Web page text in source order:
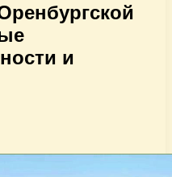
и